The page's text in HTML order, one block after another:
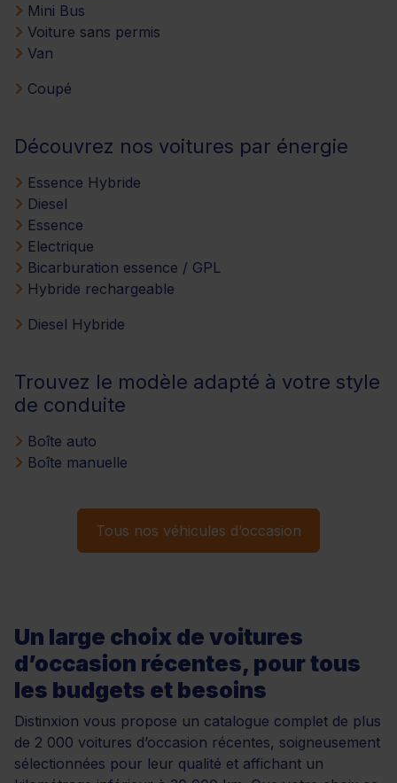
Mini Bus
Voiture sans permis
Van
Coupé
Découvrez nos voitures par énergie
Essence Hybride
Diesel
Essence
Electrique
Bicarburation essence / GPL
Hybride rechargeable
Diesel Hybride
Trouvez le modèle adapté à votre style
de conduite
Boîte auto
Boîte manuelle
Tous nos véhicules d’occasion
Un large choix de voitures
d’occasion récentes, pour tous
les budgets et besoins
Distinxion vous propose un catalogue complet de plus
de 2 000 voitures d’occasion récentes, soigneusement
sélectionnées pour leur qualité et affichant un